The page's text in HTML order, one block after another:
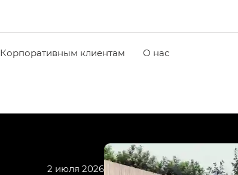
Корпоративным клиентам О нас
2 июля 2026